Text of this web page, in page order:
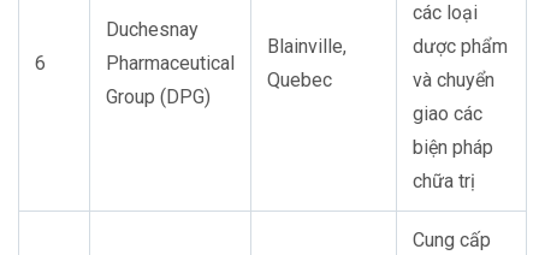
6
Duchesnay
Pharmaceutical
Group (DPG)
Blainville,
Quebec
các loại
dược phẩm
và chuyển
giao các
biện pháp
chữa trị
Cung cấp